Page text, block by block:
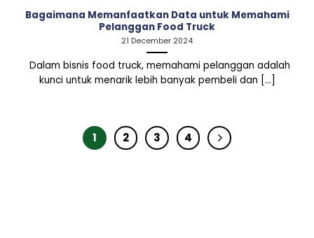
Bagaimana Memanfaatkan Data untuk Memahami
Pelanggan Food Truck
21 December 2024
Dalam bisnis food truck, memahami pelanggan adalah
kunci untuk menarik lebih banyak pembeli dan [...]
1 2 3 4